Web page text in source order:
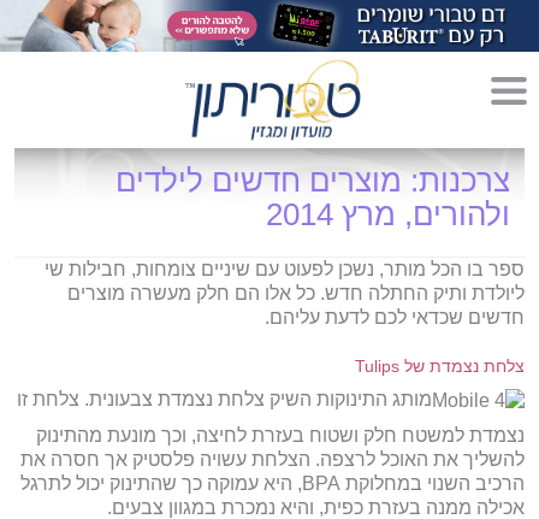
מדריך לגידול הורים»
הריון»
לידה»
מתכונים לקטנטנים»
סגנון חיים»
צרכנות: מוצרים חדשים לילדים
ולהורים, מרץ 2014
ספר בו הכל מותר, נשכן לפעוט עם שיניים צומחות, חבילות שי
ליולדת ותיק החתלה חדש. כל אלו הם חלק מעשרה מוצרים
חדשים שכדאי לכם לדעת עליהם.
צלחת נצמדת של Tulips
מותג התינוקות השיק צלחת נצמדת צבעונית. צלחת זו
נצמדת למשטח חלק ושטוח בעזרת לחיצה, וכך מונעת מהתינוק
להשליך את האוכל לרצפה. הצלחת עשויה פלסטיק אך חסרה את
הרכיב השנוי במחלוקת BPA, היא עמוקה כך שהתינוק יכול לתרגל
אכילה ממנה בעזרת כפית, והיא נמכרת במגוון צבעים.